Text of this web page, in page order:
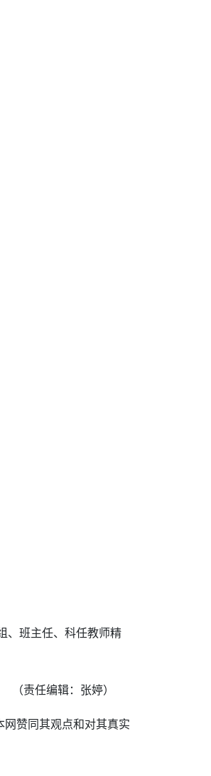
、班主任、科任教师精
（责任编辑：张婷）
赞同其观点和对其真实